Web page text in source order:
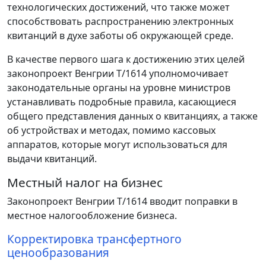
технологических достижений, что также может
способствовать распространению электронных
квитанций в духе заботы об окружающей среде.
В качестве первого шага к достижению этих целей
законопроект Венгрии T/1614 уполномочивает
законодательные органы на уровне министров
устанавливать подробные правила, касающиеся
общего представления данных о квитанциях, а также
об устройствах и методах, помимо кассовых
аппаратов, которые могут использоваться для
выдачи квитанций.
Местный налог на бизнес
Законопроект Венгрии T/1614 вводит поправки в
местное налогообложение бизнеса.
Корректировка трансфертного
ценообразования